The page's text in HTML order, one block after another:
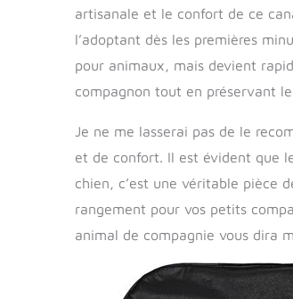
artisanale et le confort de ce
l’adoptant dès les premières
pour animaux, mais devient
compagnon tout en préservant
Je ne me lasserai pas de le
et de confort. Il est évident que
chien, c’est une véritable pièce
rangement pour vos petits
animal de compagnie vous dira